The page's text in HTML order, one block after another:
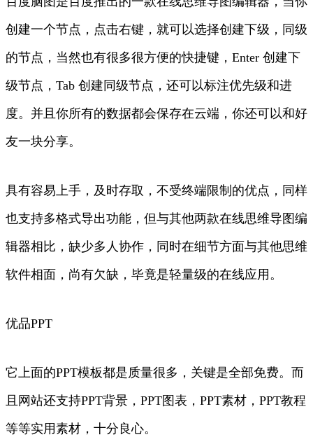
创建一个节点，点击右键，就可以选择创建下级，同级
的节点，当然也有很多很方便的快捷键，Enter 创建下
级节点，Tab 创建同级节点，还可以标注优先级和进
度。并且你所有的数据都会保存在云端，你还可以和好
友一块分享。
具有容易上手，及时存取，不受终端限制的优点，同样
也支持多格式导出功能，但与其他两款在线思维导图编
辑器相比，缺少多人协作，同时在细节方面与其他思维
软件相面，尚有欠缺，毕竟是轻量级的在线应用。
优品PPT
它上面的PPT模板都是质量很多，关键是全部免费。而
且网站还支持PPT背景，PPT图表，PPT素材，PPT教程
等等实用素材，十分良心。